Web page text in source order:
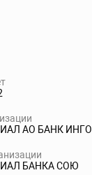
АО БАНК ИНГО
БАНКА СОЮ